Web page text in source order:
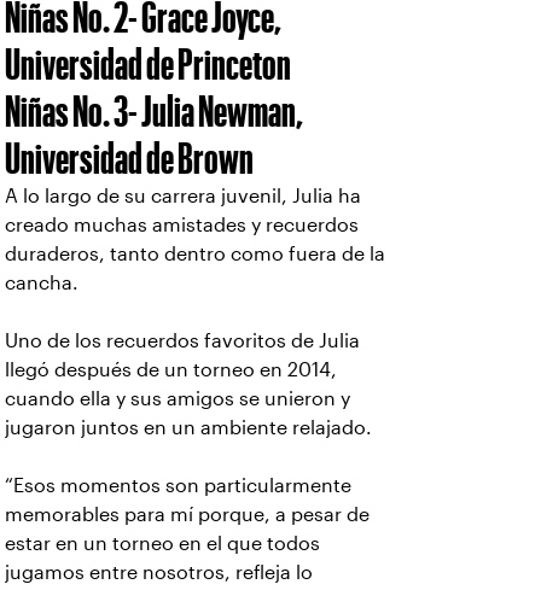
Niñas No. 2- Grace Joyce,
Universidad de Princeton
Niñas No. 3- Julia Newman,
Universidad de Brown
A lo largo de su carrera juvenil, Julia ha
creado muchas amistades y recuerdos
duraderos, tanto dentro como fuera de la
cancha.
Uno de los recuerdos favoritos de Julia
llegó después de un torneo en 2014,
cuando ella y sus amigos se unieron y
jugaron juntos en un ambiente relajado.
“Esos momentos son particularmente
memorables para mí porque, a pesar de
estar en un torneo en el que todos
jugamos entre nosotros, refleja lo